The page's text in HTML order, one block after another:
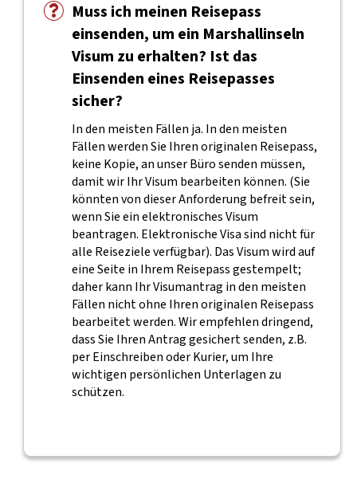
Muss ich meinen Reisepass
einsenden, um ein Marshallinseln
Visum zu erhalten? Ist das
Einsenden eines Reisepasses
sicher?
In den meisten Fällen ja. In den meisten
Fällen werden Sie Ihren originalen Reisepass,
keine Kopie, an unser Büro senden müssen,
damit wir Ihr Visum bearbeiten können. (Sie
könnten von dieser Anforderung befreit sein,
wenn Sie ein elektronisches Visum
beantragen. Elektronische Visa sind nicht für
alle Reiseziele verfügbar). Das Visum wird auf
eine Seite in Ihrem Reisepass gestempelt;
daher kann Ihr Visumantrag in den meisten
Fällen nicht ohne Ihren originalen Reisepass
bearbeitet werden. Wir empfehlen dringend,
dass Sie Ihren Antrag gesichert senden, z.B.
per Einschreiben oder Kurier, um Ihre
wichtigen persönlichen Unterlagen zu
schützen.